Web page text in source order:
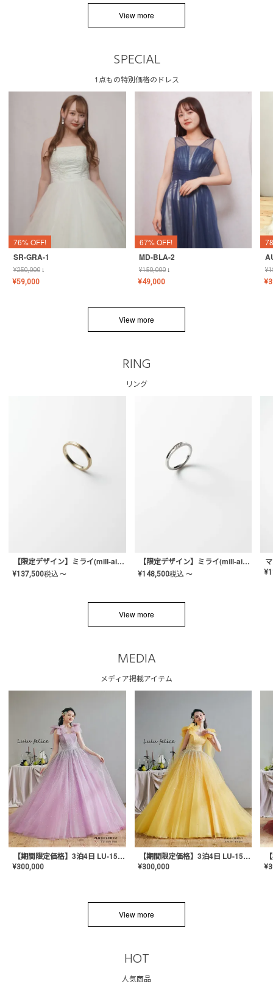
View more
SPECIAL
1点もの特別価格のドレス
76% OFF!
SR-GRA-1
¥250,000↓
¥59,000
67% OFF!
MD-BLA-2
¥150,000↓
¥49,000
¥
¥
View more
RING
リング
【限定デザイン】ミライ(mill-ai)リング
¥137,500税込 〜
【限定デザイン】ミライ(mill-ai)リング
¥148,500税込 〜 ¥
View more
MEDIA
メディア掲載アイテム
【期間限定価格】3泊4日 LU-1501(Pink)
¥300,000
【期間限定価格】3泊4日 LU-1501(Yellow)
¥300,000 ¥
View more
HOT
人気商品